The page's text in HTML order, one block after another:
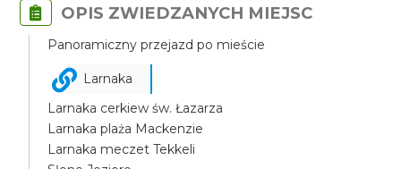
OPIS ZWIEDZANYCH MIEJSC
Panoramiczny przejazd po mieście
Larnaka
Larnaka cerkiew św. Łazarza
Larnaka plaża Mackenzie
Larnaka meczet Tekkeli